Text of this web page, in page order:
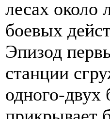
лесах около
боевых
Эпизод
станции
одного-двух